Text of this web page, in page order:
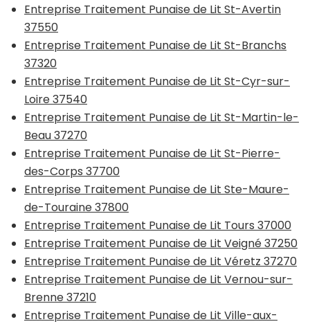
Entreprise Traitement Punaise de Lit St-Avertin
37550
Entreprise Traitement Punaise de Lit St-Branchs
37320
Entreprise Traitement Punaise de Lit St-Cyr-sur-
Loire 37540
Entreprise Traitement Punaise de Lit St-Martin-le-
Beau 37270
Entreprise Traitement Punaise de Lit St-Pierre-
des-Corps 37700
Entreprise Traitement Punaise de Lit Ste-Maure-
de-Touraine 37800
Entreprise Traitement Punaise de Lit Tours 37000
Entreprise Traitement Punaise de Lit Veigné 37250
Entreprise Traitement Punaise de Lit Véretz 37270
Entreprise Traitement Punaise de Lit Vernou-sur-
Brenne 37210
Entreprise Traitement Punaise de Lit Ville-aux-